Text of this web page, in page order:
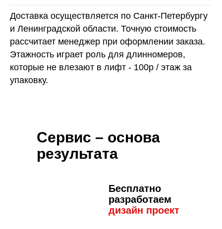
Доставка осуществляется по Санкт-Петербургу
и Ленинградской области. Точную стоимость
рассчитает менеджер при оформлении заказа.
Этажность играет роль для длинномеров,
которые не влезают в лифт - 100р / этаж за
упаковку.
Бесплатно
разработаем
дизайн проект
Сервис – основа
результата